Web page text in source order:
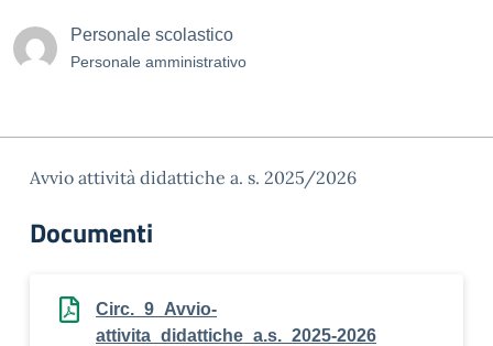
Personale scolastico
Personale amministrativo
Avvio attività didattiche a. s. 2025/2026
Documenti
Circ._9_Avvio-
attivita_didattiche_a.s._2025-2026